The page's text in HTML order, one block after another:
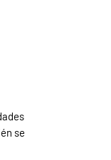
se